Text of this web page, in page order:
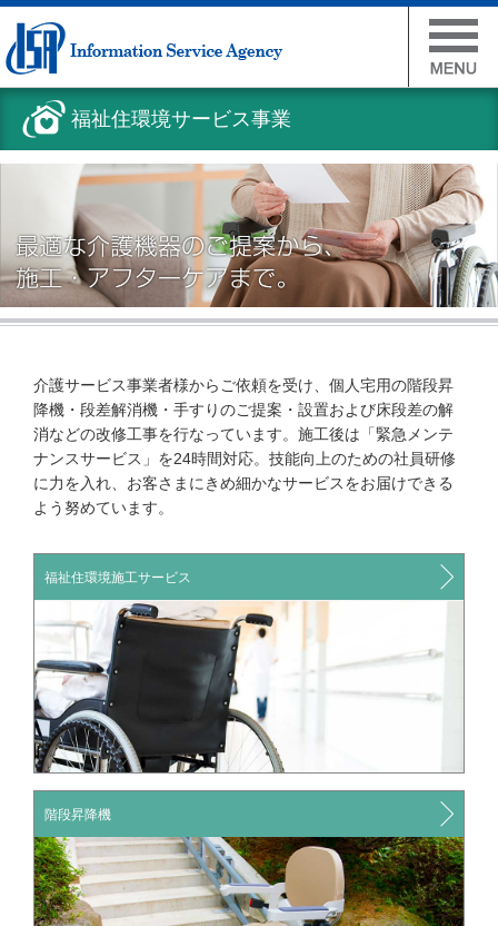
福祉住環境サービス事業
介護サービス事業者様からご依頼を受け、個人宅用の階段昇
降機・段差解消機・手すりのご提案・設置および床段差の解
消などの改修工事を行なっています。施工後は「緊急メンテ
ナンスサービス」を24時間対応。技能向上のための社員研修
に力を入れ、お客さまにきめ細かなサービスをお届けできる
よう努めています。
福祉住環境施工サービス
階段昇降機